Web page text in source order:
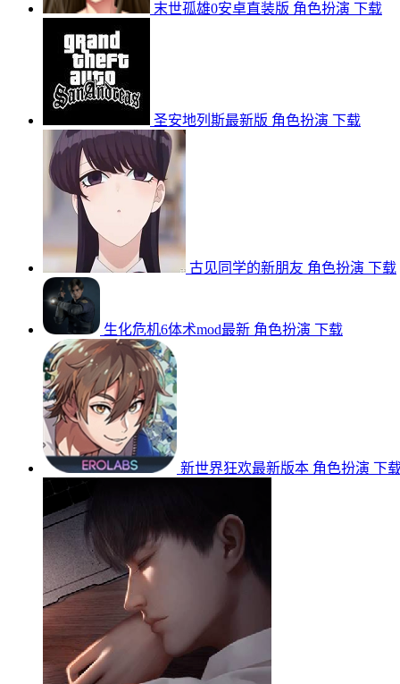
末世孤雄0安卓直装版 角色扮演 下载
圣安地列斯最新版 角色扮演 下载
古见同学的新朋友 角色扮演 下载
生化危机6体术mod最新 角色扮演 下载
新世界狂欢最新版本 角色扮演 下